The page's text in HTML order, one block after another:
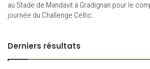
au Stade de Mandavit à Gradignan pour le
journée du Challenge Celtic.
Derniers résultats